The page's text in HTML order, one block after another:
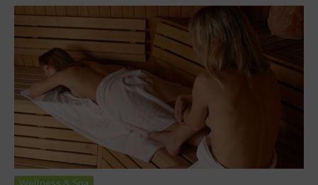
Wellness & Spa